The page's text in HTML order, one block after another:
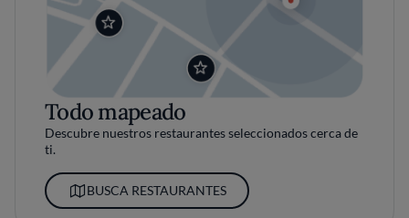
Todo mapeado
Descubre nuestros restaurantes seleccionados cerca de
ti.
BUSCA RESTAURANTES